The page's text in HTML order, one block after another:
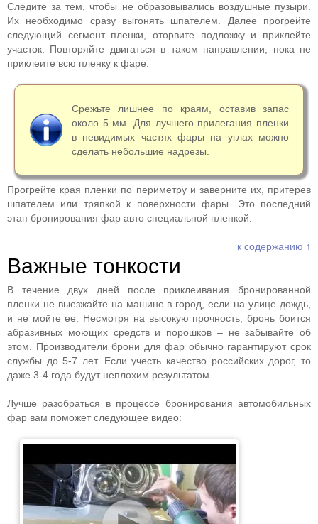
Следите за тем, чтобы не образовывались воздушные пузыри.
Их необходимо сразу выгонять шпателем. Далее прогрейте
следующий сегмент пленки, оторвите подложку и приклейте
участок. Повторяйте двигаться в таком направлении, пока не
приклеите всю пленку к фаре.
Срежьте лишнее по краям, оставив запас
около 5 мм. Для лучшего прилегания пленки
в невидимых частях фары на углах можно
сделать небольшие надрезы.
Прогрейте края пленки по периметру и заверните их, притерев
шпателем или тряпкой к поверхности фары. Это последний
этап бронирования фар авто специальной пленкой.
к содержанию ↑
Важные тонкости
В течение двух дней после приклеивания бронированной
пленки не выезжайте на машине в город, если на улице дождь,
и не мойте ее. Несмотря на высокую прочность, бронь боится
абразивных моющих средств и порошков – не забывайте об
этом. Производители брони для фар обычно гарантируют срок
службы до 5-7 лет. Если учесть качество российских дорог, то
даже 3-4 года будут неплохим результатом.
Лучше разобраться в процессе бронирования автомобильных
фар вам поможет следующее видео: